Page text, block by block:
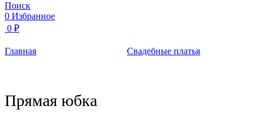
Поиск
0 Избранное
0 ₽
Главная Свадебные платья
Прямая юбка